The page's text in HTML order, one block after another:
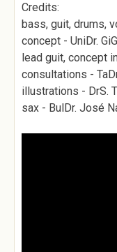
Credits:
bass, guit, drums,
concept - UniDr.
lead guit, concept
consultations -
illustrations - DrS.
sax - BulDr. José